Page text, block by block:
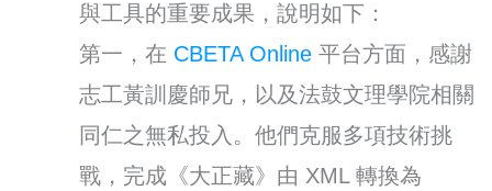
與工具的重要成果，說明如下：
第一，在 CBETA Online 平台方面，感謝
志工黃訓慶師兄，以及法鼓文理學院相關
同仁之無私投入。他們克服多項技術挑
戰，完成《大正藏》由 XML 轉換為